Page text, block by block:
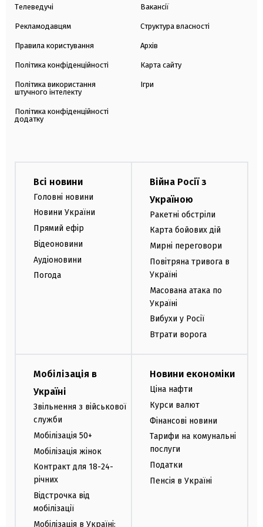
Телеведучі
Рекламодавцям
Правила користування
Політика конфіденційності
Політика використання
штучного інтелекту
Політика конфіденційності
додатку
Вакансії
Структура власності
Архів
Карта сайту
Ігри
Всі новини
Головні новини
Новини України
Прямий ефір
Відеоновини
Аудіоновини
Погода
Війна Росії з
Україною
Ракетні обстріли
Карта бойових дій
Мирні переговори
Повітряна тривога в
Україні
Масована атака по
Україні
Вибухи у Росії
Втрати ворога
Мобілізація в
Україні
Звільнення з військової
служби
Мобілізація 50+
Мобілізація жінок
Контракт для 18-24-
річних
Відстрочка від
мобілізації
Мобілізація в Україні:
Новини економіки
Ціна нафти
Курси валют
Фінансові новини
Тарифи на комунальні
послуги
Податки
Пенсія в Україні